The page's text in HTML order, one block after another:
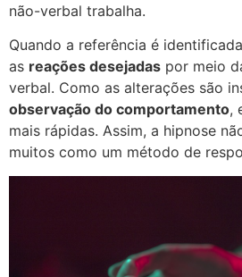
não-verbal trabalha.
Quando a referência é
as reações desejadas por meio
verbal. Como as alterações são
observação do comportamento,
mais rápidas. Assim, a hipnose
muitos como um método de